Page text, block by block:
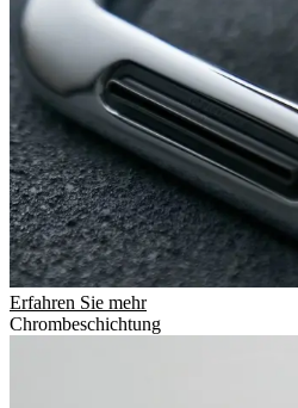
Erfahren Sie mehr
Chrombeschichtung